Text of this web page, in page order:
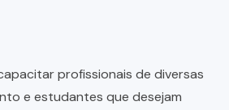
profissionais de diversas
e estudantes que desejam